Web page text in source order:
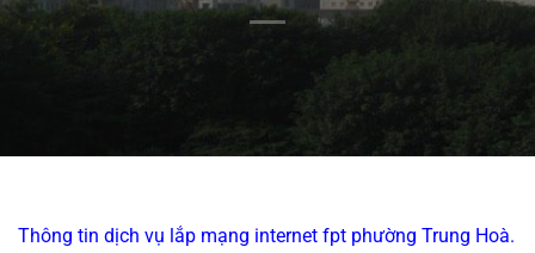
Thông tin dịch vụ lắp mạng internet fpt phường Trung Hoà.